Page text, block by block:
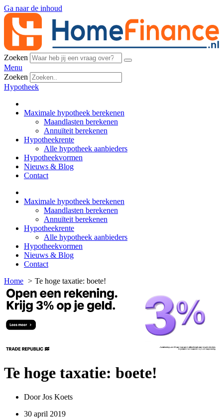
Ga naar de inhoud
Zoeken
Menu
Zoeken
Hypotheek
Maximale hypotheek berekenen
Maandlasten berekenen
Annuïteit berekenen
Hypotheekrente
Alle hypotheek aanbieders
Hypotheekvormen
Nieuws & Blog
Contact
Maximale hypotheek berekenen
Maandlasten berekenen
Annuïteit berekenen
Hypotheekrente
Alle hypotheek aanbieders
Hypotheekvormen
Nieuws & Blog
Contact
Home
Te hoge taxatie: boete!
Te hoge taxatie: boete!
DoorJos Koets
30 april 2019